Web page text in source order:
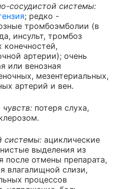
сосудистой системы:
; редко -
тромбоэмболии (в
инсульт, тромбоз
конечностей,
артерии); очень
или венозная
мезентериальных,
артерий и вен.
потеря слуха,
системы: ациклические
выделения из
после отмены препарата,
влагалищной слизи,
процессов